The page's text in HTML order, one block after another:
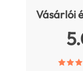
Vásárlói